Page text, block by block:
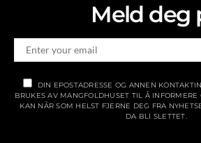
Meld deg
DIN EPOSTADRESSE OG ANNEN
BRUKES AV MANGFOLDHUSET TIL Å INFORMERE
KAN NÅR SOM HELST FJERNE DEG FRA
DA BLI SLETTET.